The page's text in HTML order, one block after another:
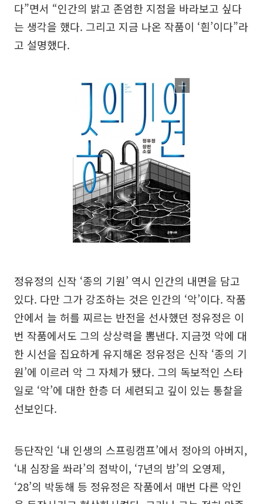
다”면서 “인간의 밝고 존엄한 지점을 바라보고 싶다
는 생각을 했다. 그리고 지금 나온 작품이 ‘흰’이다”라
고 설명했다.
정유정의 신작 ‘종의 기원’ 역시 인간의 내면을 담고
있다. 다만 그가 강조하는 것은 인간의 ‘악’이다. 작품
안에서 늘 허를 찌르는 반전을 선사했던 정유정은 이
번 작품에서도 그의 상상력을 뽐낸다. 지금껏 악에 대
한 시선을 집요하게 유지해온 정유정은 신작 ‘종의 기
원’에 이르러 악 그 자체가 됐다. 그의 독보적인 스타
일로 ‘악’에 대한 한층 더 세련되고 깊이 있는 통찰을
선보인다.
등단작인 ‘내 인생의 스프링캠프’에서 정아의 아버지,
‘내 심장을 쏴라’의 점박이, ‘7년의 밤’의 오영제,
‘28’의 박동해 등 정유정은 작품에서 매번 다른 악인